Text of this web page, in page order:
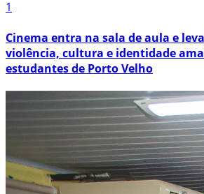
1
Cinema entra na sala de aula e
violência, cultura e identidade
estudantes de Porto Velho